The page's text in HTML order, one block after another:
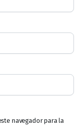
navegador para la